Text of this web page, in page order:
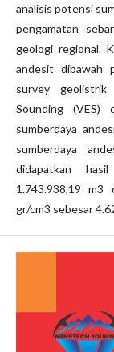
analisis potensi
pengamatan
geologi regional.
andesit dibawah
survey geolistrik
Sounding (VES)
sumberdaya
sumberdaya
didapatkan
1.743.938,19
gr/cm3 sebesar